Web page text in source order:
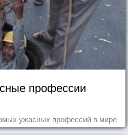
профессии
ужасных профессий в мире